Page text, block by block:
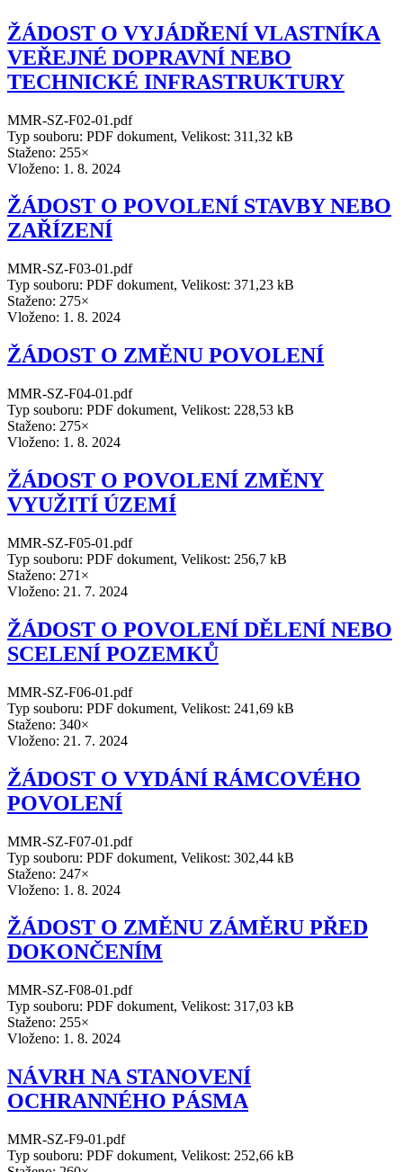
ŽÁDOST O VYJÁDŘENÍ VLASTNÍKA
VEŘEJNÉ DOPRAVNÍ NEBO
TECHNICKÉ INFRASTRUKTURY
MMR-SZ-F02-01.pdf
Typ souboru: PDF dokument, Velikost: 311,32 kB
Staženo: 255×
Vloženo: 1. 8. 2024
ŽÁDOST O POVOLENÍ STAVBY NEBO
ZAŘÍZENÍ
MMR-SZ-F03-01.pdf
Typ souboru: PDF dokument, Velikost: 371,23 kB
Staženo: 275×
Vloženo: 1. 8. 2024
ŽÁDOST O ZMĚNU POVOLENÍ
MMR-SZ-F04-01.pdf
Typ souboru: PDF dokument, Velikost: 228,53 kB
Staženo: 275×
Vloženo: 1. 8. 2024
ŽÁDOST O POVOLENÍ ZMĚNY
VYUŽITÍ ÚZEMÍ
MMR-SZ-F05-01.pdf
Typ souboru: PDF dokument, Velikost: 256,7 kB
Staženo: 271×
Vloženo: 21. 7. 2024
ŽÁDOST O POVOLENÍ DĚLENÍ NEBO
SCELENÍ POZEMKŮ
MMR-SZ-F06-01.pdf
Typ souboru: PDF dokument, Velikost: 241,69 kB
Staženo: 340×
Vloženo: 21. 7. 2024
ŽÁDOST O VYDÁNÍ RÁMCOVÉHO
POVOLENÍ
MMR-SZ-F07-01.pdf
Typ souboru: PDF dokument, Velikost: 302,44 kB
Staženo: 247×
Vloženo: 1. 8. 2024
ŽÁDOST O ZMĚNU ZÁMĚRU PŘED
DOKONČENÍM
MMR-SZ-F08-01.pdf
Typ souboru: PDF dokument, Velikost: 317,03 kB
Staženo: 255×
Vloženo: 1. 8. 2024
NÁVRH NA STANOVENÍ
OCHRANNÉHO PÁSMA
MMR-SZ-F9-01.pdf
Typ souboru: PDF dokument, Velikost: 252,66 kB